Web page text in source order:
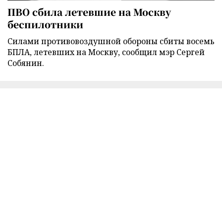
ПВО сбила летевшие на Москву
беспилотники
Силами противовоздушной обороны сбиты восемь
БПЛА, летевших на Москву, сообщил мэр Сергей
Собянин.